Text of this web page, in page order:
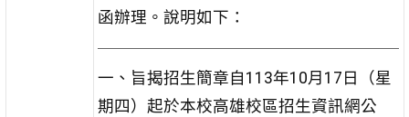
函辦理。說明如下：
一、旨揭招生簡章自113年10月17日（星
期四）起於本校高雄校區招生資訊網公